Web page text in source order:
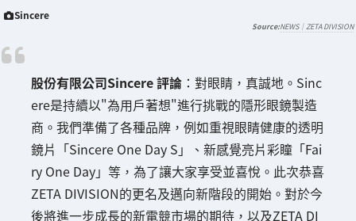
Sincere
NEWS｜ZETA DIVISION
股份有限公司Sincere 評論 ：對眼睛，真誠地。Sinc
ere是持續以"為用戶著想"進行挑戰的隱形眼鏡製造
商。我們準備了各種品牌，例如重視眼睛健康的透明
鏡片「Sincere One Day S」、新感覺亮片彩瞳「Fai
ry One Day」等，為了讓大家享受並喜悅。此次恭喜
ZETA DIVISION的更名及邁向新階段的開始。對於今
後將進一步成長的新電競市場的期待，以及ZETA DI